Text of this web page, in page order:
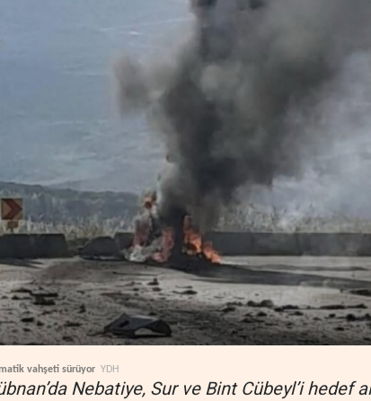
vahşeti sürüyor YDH
Nebatiye, Sur ve Bint Cübeyl’i hedef